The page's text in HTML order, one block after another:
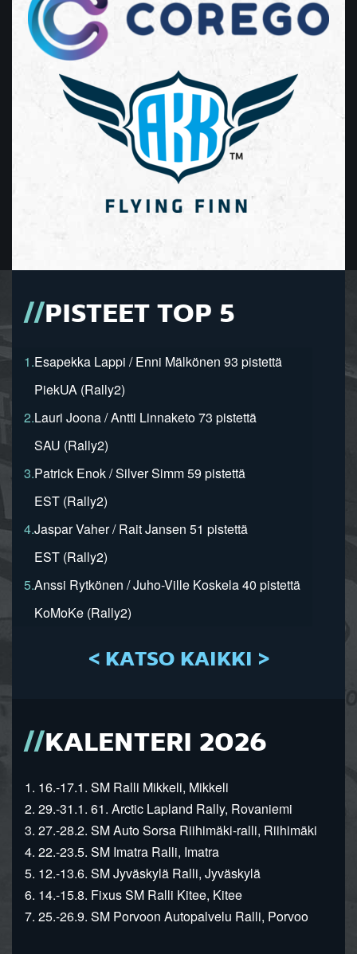
PISTEET TOP 5
1.Esapekka Lappi / Enni Mälkönen 93 pistettä
PiekUA (Rally2)
2.Lauri Joona / Antti Linnaketo 73 pistettä
SAU (Rally2)
3.Patrick Enok / Silver Simm 59 pistettä
EST (Rally2)
4.Jaspar Vaher / Rait Jansen 51 pistettä
EST (Rally2)
5.Anssi Rytkönen / Juho-Ville Koskela 40 pistettä
KoMoKe (Rally2)
< KATSO KAIKKI >
KALENTERI 2026
1. 16.-17.1. SM Ralli Mikkeli, Mikkeli
2. 29.-31.1. 61. Arctic Lapland Rally, Rovaniemi
3. 27.-28.2. SM Auto Sorsa Riihimäki-ralli, Riihimäki
4. 22.-23.5. SM Imatra Ralli, Imatra
5. 12.-13.6. SM Jyväskylä Ralli, Jyväskylä
6. 14.-15.8. Fixus SM Ralli Kitee, Kitee
7. 25.-26.9. SM Porvoon Autopalvelu Ralli, Porvoo